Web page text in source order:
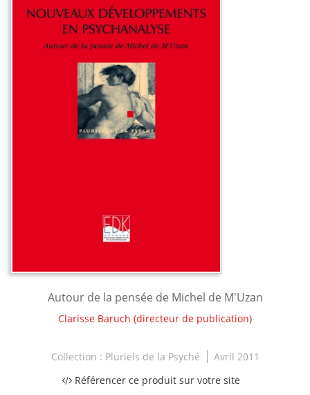
Autour de la pensée de Michel de M'Uzan
Clarisse Baruch (directeur de publication)
Collection : Pluriels de la Psyché
Avril 2011
Référencer ce produit sur votre site